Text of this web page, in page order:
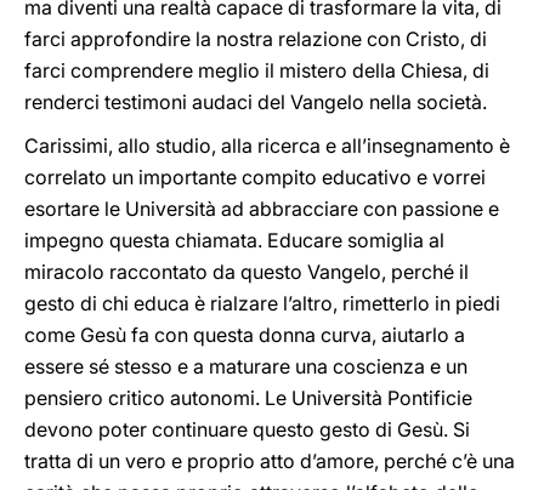
ma diventi una realtà capace di trasformare la vita, di
farci approfondire la nostra relazione con Cristo, di
farci comprendere meglio il mistero della Chiesa, di
renderci testimoni audaci del Vangelo nella società.
Carissimi, allo studio, alla ricerca e all’insegnamento è
correlato un importante compito educativo e vorrei
esortare le Università ad abbracciare con passione e
impegno questa chiamata. Educare somiglia al
miracolo raccontato da questo Vangelo, perché il
gesto di chi educa è rialzare l’altro, rimetterlo in piedi
come Gesù fa con questa donna curva, aiutarlo a
essere sé stesso e a maturare una coscienza e un
pensiero critico autonomi. Le Università Pontificie
devono poter continuare questo gesto di Gesù. Si
tratta di un vero e proprio atto d’amore, perché c’è una